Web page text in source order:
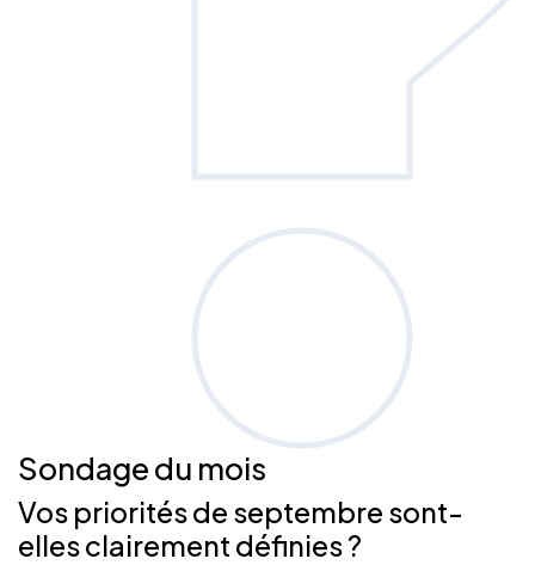
Sondagedu mois
Vos priorités de septembre sont-
elles clairement définies ?